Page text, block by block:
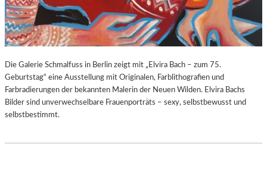
G
E
B
U
T
S
T
A
Die Galerie Schmalfuss in Berlin zeigt mit „Elvira Bach – zum 75.
Geburtstag“ eine Ausstellung mit Originalen, Farblithografien und
Farbradierungen der bekannten Malerin der Neuen Wilden. Elvira Bachs
Bilder sind unverwechselbare Frauenporträts – sexy, selbstbewusst und
selbstbestimmt.